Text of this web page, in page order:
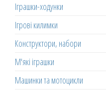
Іграшки-ходунки
Ігрові килимки
Конструктори, набори
М'які іграшки
Машинки та мотоцикли